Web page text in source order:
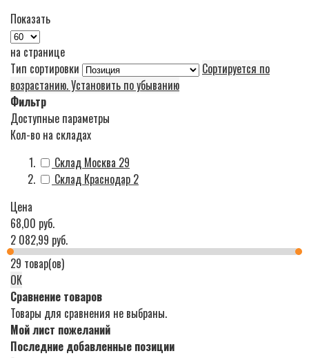
Показать
на странице
Тип сортировки
Сортируется по
возрастанию. Установить по убыванию
Фильтр
Доступные параметры
Кол-во на складах
Склад Москва 29
Склад Краснодар 2
Цена
68,00 руб.
2 082,99 руб.
29 товар(ов)
ОК
Сравнение товаров
Товары для сравнения не выбраны.
Мой лист пожеланий
Последние добавленные позиции